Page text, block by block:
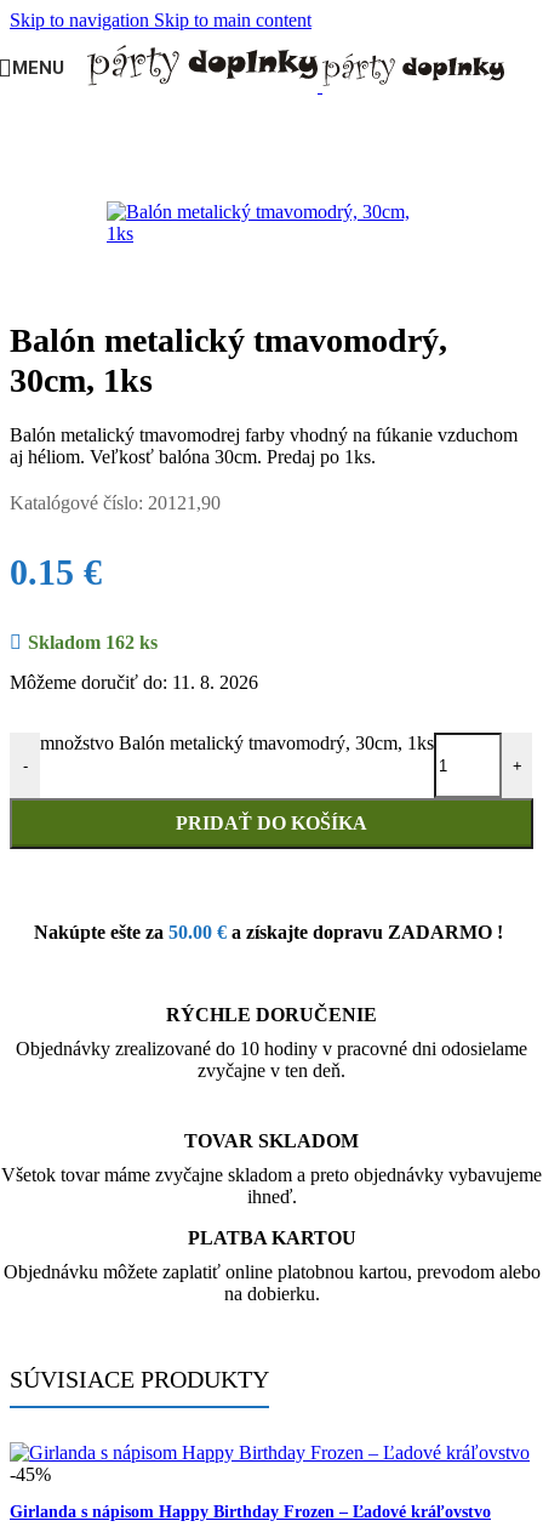
Skip to navigation Skip to main content
MENU
BALÓNY / metalické balóny 30cm
Balón metalický tmavomodrý,
30cm, 1ks
Balón metalický tmavomodrej farby vhodný na fúkanie vzduchom
aj héliom. Veľkosť balóna 30cm. Predaj po 1ks.
Katalógové číslo: 20121,90
0.15 €
Skladom 162 ks
Môžeme doručiť do: 11. 8. 2026
-
množstvo Balón metalický tmavomodrý, 30cm, 1ks
+
PRIDAŤ DO KOŠÍKA
Nakúpte ešte za 50.00 € a získajte dopravu ZADARMO !
RÝCHLE DORUČENIE
Objednávky zrealizované do 10 hodiny v pracovné dni odosielame
zvyčajne v ten deň.
TOVAR SKLADOM
Všetok tovar máme zvyčajne skladom a preto objednávky vybavujeme
ihneď.
PLATBA KARTOU
Objednávku môžete zaplatiť online platobnou kartou, prevodom alebo
na dobierku.
SÚVISIACE PRODUKTY
-45%
Girlanda s nápisom Happy Birthday Frozen – Ľadové kráľovstvo